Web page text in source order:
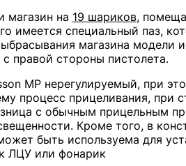
магазин на 19 шариков,
имеется специальный паз,
магазина модели
правой стороны пистолета.
MP нерегулируемый, при
процесс прицеливания, при
с обычным прицельным
Кроме того, в
быть используема для
ЛЦУ или фонарик